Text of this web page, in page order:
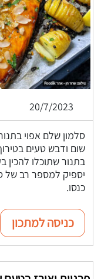
20/7/2023
סלמון שלם אפוי
שום ודבש טעים
בתנור שתוכלו להכין
יספיק למספר רב של
כנסו.
כניסה למתכון